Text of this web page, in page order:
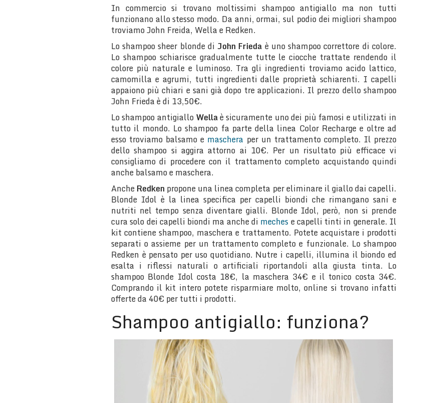
In commercio si trovano moltissimi shampoo antigiallo ma non tutti
funzionano allo stesso modo. Da anni, ormai, sul podio dei migliori shampoo
troviamo John Freida, Wella e Redken.
Lo shampoo sheer blonde di John Frieda è uno shampoo correttore di colore.
Lo shampoo schiarisce gradualmente tutte le ciocche trattate rendendo il
colore più naturale e luminoso. Tra gli ingredienti troviamo acido lattico,
camomilla e agrumi, tutti ingredienti dalle proprietà schiarenti. I capelli
appaiono più chiari e sani già dopo tre applicazioni. Il prezzo dello shampoo
John Frieda è di 13,50€.
Lo shampoo antigialloWellaè sicuramente uno dei più famosi e utilizzati in
tutto il mondo. Lo shampoo fa parte della linea Color Recharge e oltre ad
esso troviamo balsamo e maschera per un trattamento completo. Il prezzo
dello shampoo si aggira attorno ai 10€. Per un risultato più efficace vi
consigliamo di procedere con il trattamento completo acquistando quindi
anche balsamo e maschera.
AncheRedkenpropone una linea completa per eliminare il giallo dai capelli.
Blonde Idol è la linea specifica per capelli biondi che rimangano sani e
nutriti nel tempo senza diventare gialli. Blonde Idol, però, non si prende
cura solo dei capelli biondi ma anche di mechese capelli tinti in generale. Il
kit contiene shampoo, maschera e trattamento. Potete acquistare i prodotti
separati o assieme per un trattamento completo e funzionale. Lo shampoo
Redken è pensato per uso quotidiano. Nutre i capelli, illumina il biondo ed
esalta i riflessi naturali o artificiali riportandoli alla giusta tinta. Lo
shampoo Blonde Idol costa 18€, la maschera 34€ e il tonico costa 34€.
Comprando il kit intero potete risparmiare molto, online si trovano infatti
offerte da 40€ per tutti i prodotti.
Shampoo antigiallo: funziona?